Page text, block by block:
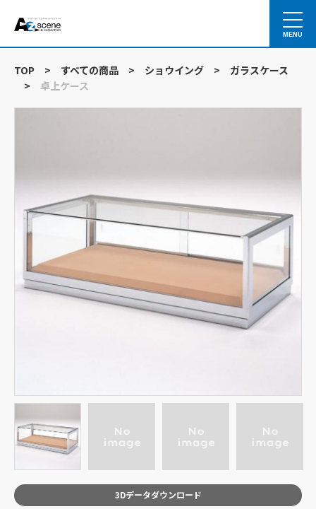
MENU
TOP > すべての商品 > ショウイング >
ガラスケース
>
卓上ケース
3Dデータダウンロード